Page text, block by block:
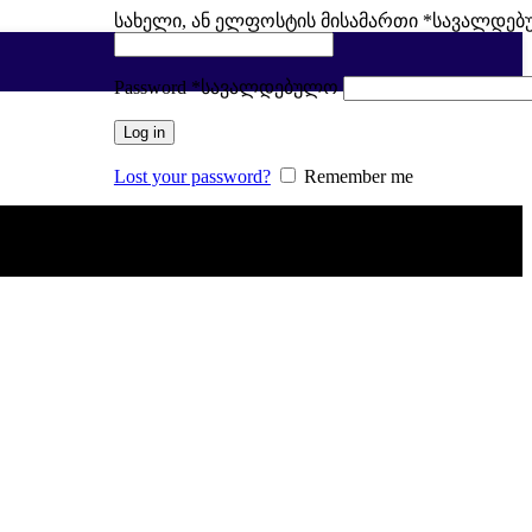
სახელი, ან ელფოსტის მისამართი *
Password*სავალდებულო
Log in
Lost your password? Remember me